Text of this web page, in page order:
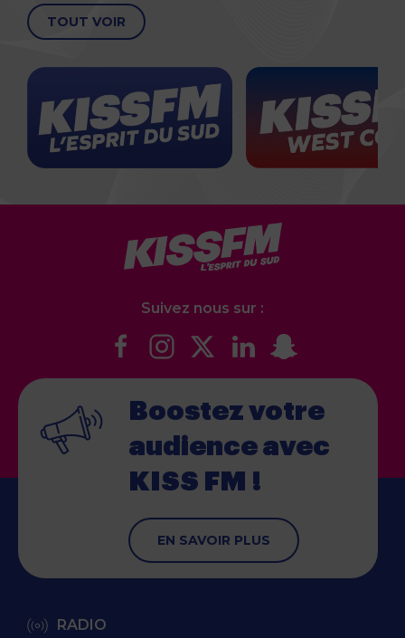
TOUT VOIR
Suivez nous sur :
Boostez votre
audience avec
KISS FM !
EN SAVOIR PLUS
RADIO